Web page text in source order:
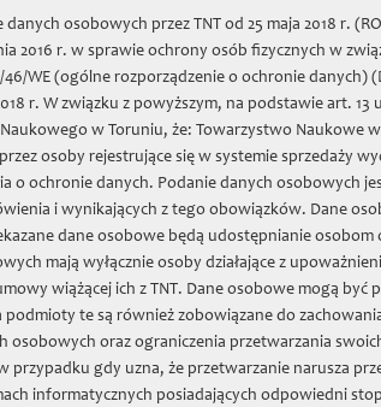
O nas Sprzedaż
danych osobowych przez TNT od 25 maja 2018 r.
2016 r. w sprawie ochrony osób fizycznych w
WE (ogólne rozporządzenie o ochronie danych)
r. W związku z powyższym, na podstawie art.
w Toruniu, że: Towarzystwo Naukowe
osoby rejestrujące się w systemie sprzedaży
o ochronie danych. Podanie danych osobowych
i wynikających z tego obowiązków. Dane
dane osobowe będą udostępnianie osobom
mają wyłącznie osoby działające z
wiążącej ich z TNT. Dane osobowe mogą
podmioty te są również zobowiązane do
osobowych oraz ograniczenia przetwarzania
przypadku gdy uzna, że przetwarzanie narusza
informatycznych posiadających odpowiedni